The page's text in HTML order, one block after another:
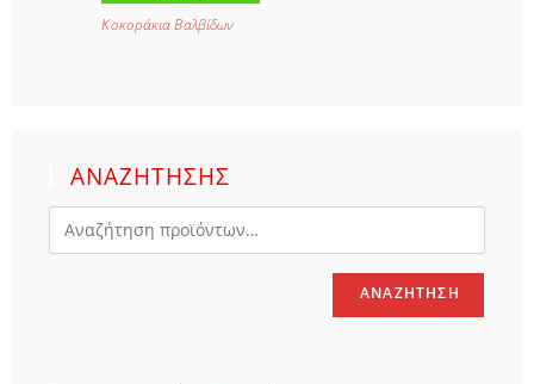
Κοκοράκια Βαλβίδων
ΑΝΑΖΗΤΗΣΗΣ
ΑΝΑΖΉΤΗΣΗ